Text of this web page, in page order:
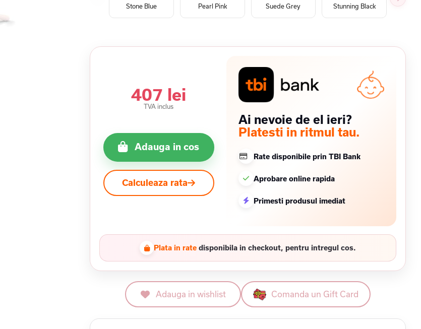
Stone Blue Pearl Pink Suede Grey Stunning Black
407 lei
TVA inclus
Adauga in cos
Calculeaza rata
Ai nevoie de el ieri?
Platesti in ritmul tau.
Rate disponibile prin TBI Bank
Aprobare online rapida
Primesti produsul imediat
Plata in rate disponibila in checkout, pentru intregul cos.
Adauga in wishlist Comanda un Gift Card